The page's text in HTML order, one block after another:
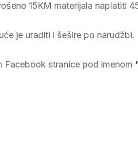
15KM materijala naplatiti
je uraditi i šešire po narudžbi.
Facebook stranice pod imenom